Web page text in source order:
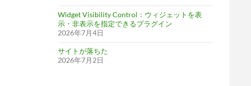
Widget Visibility Control：ウィジェットを表
示・非表示を指定できるプラグイン
2026年7月4日
サイトが落ちた
2026年7月2日